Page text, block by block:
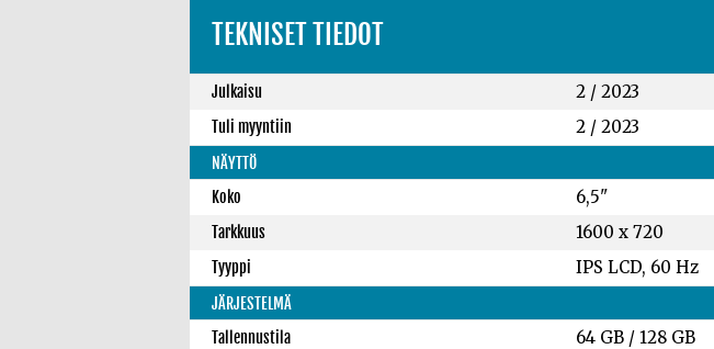
TEKNISET TIEDOT
Julkaisu 2 / 2023
Tuli myyntiin 2 / 2023
NÄYTTÖ
Koko
6,5"
Tarkkuus 1600 x 720
Tyyppi IPS LCD, 60 Hz
JÄRJESTELMÄ
Tallennustila
64 GB /128 GB